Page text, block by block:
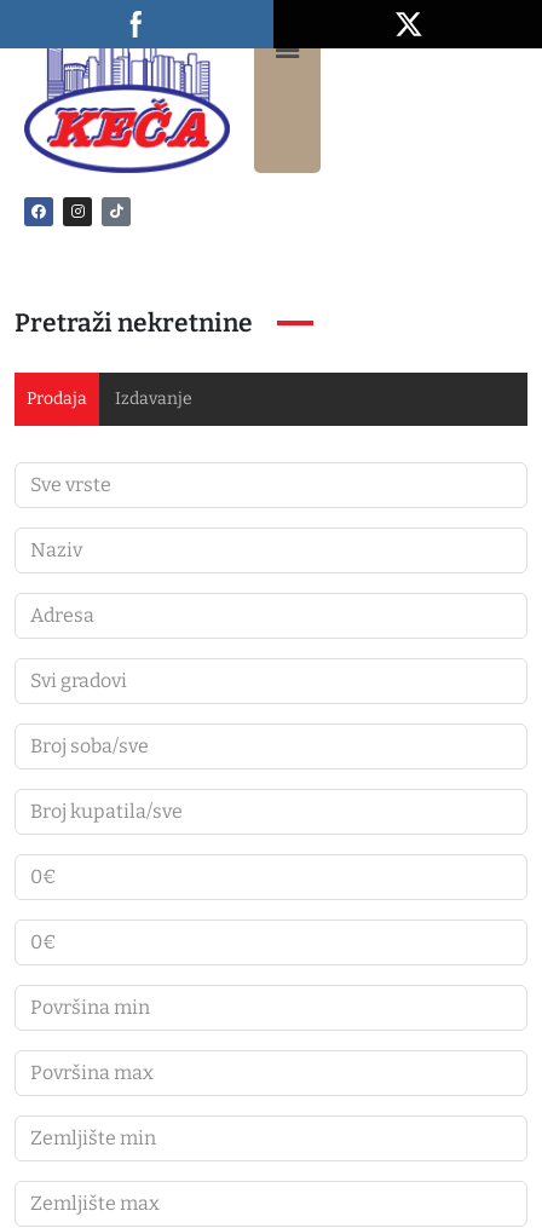
Pretraži nekretnine
Prodaja Izdavanje